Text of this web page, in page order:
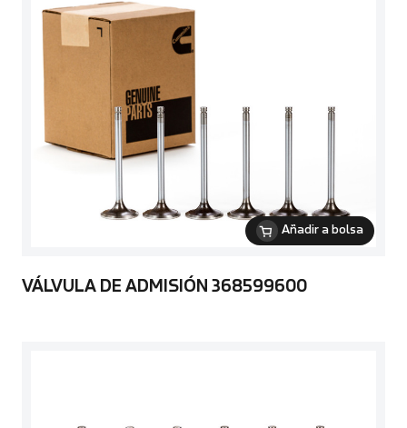
Añadir a bolsa
VÁLVULA DE ADMISIÓN 368599600